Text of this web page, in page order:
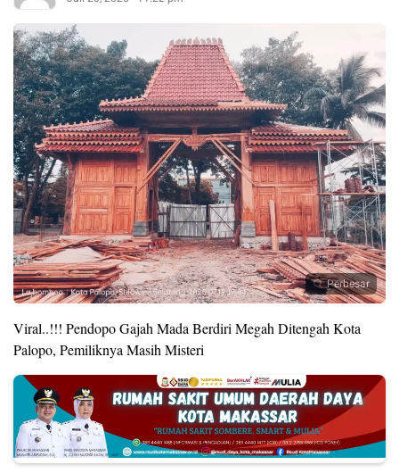
Perbesar
Viral..!!! Pendopo Gajah Mada Berdiri Megah Ditengah Kota
Palopo, Pemiliknya Masih Misteri